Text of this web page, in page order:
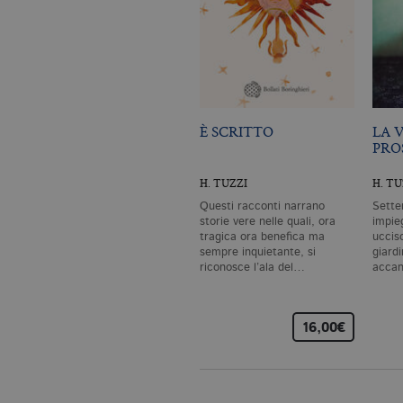
È SCRITTO
H. TUZZI
Questi racconti narrano
storie vere nelle quali, ora
tragica ora benefica ma
sempre inquietante, si
riconosce l’ala del…
16,00€
LA
H.
I cookie tecnici sono
dell'account. Il sito Web
Garante, i cookie analitici
Nome
_gid
_gat_UA-96327731-1